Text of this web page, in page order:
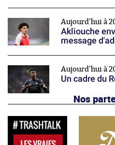
Aujourd'hui à
Akliouche
message
Aujourd'hui à
Un cadre du
Nos